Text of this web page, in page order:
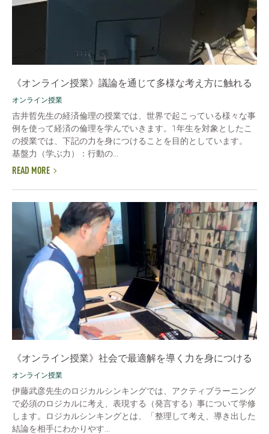
《オンライン授業》議論を通じて多様な考え方に触れる
オンライン授業
吉井哲先生の経済倫理の授業では、世界で起こっている様々な事
例を使って経済の倫理を学んでいきます。1年生を対象としたこ
の授業では、下記の力を身につけることを目的としています。
基盤力（学ぶ力）：行動の...
READ MORE
《オンライン授業》社会で最適解を導く力を身につける
オンライン授業
伊藤武彦先生のロジカルシンキングでは、アクティブラーニング
で必須のロジカルに考え、表現する（発言する）事について学修
します。ロジカルシンキングとは、「整理して考え、導き出した
結論を相手にわかりやす...